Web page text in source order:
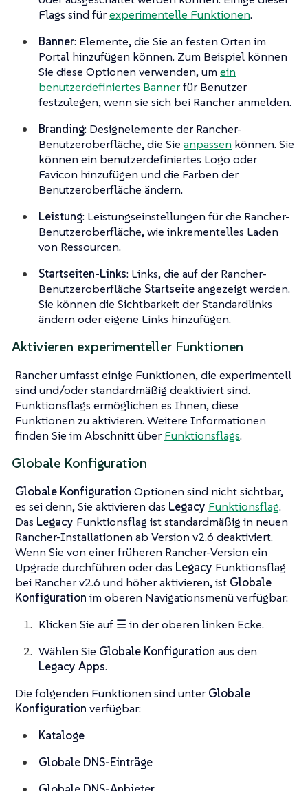
Flags sind fürexperimentelle Funktionen.
Banner: Elemente, die Sie an festen Orten im
Portal hinzufügen können. Zum Beispiel können
Sie diese Optionen verwenden, um ein
benutzerdefiniertes Bannerfür Benutzer
festzulegen, wenn sie sich bei Rancher anmelden.
Branding: Designelemente der Rancher-
Benutzeroberfläche, die Sie anpassen können. Sie
können ein benutzerdefiniertes Logo oder
Favicon hinzufügen und die Farben der
Benutzeroberfläche ändern.
Leistung: Leistungseinstellungen für die Rancher-
Benutzeroberfläche, wie inkrementelles Laden
von Ressourcen.
Startseiten-Links: Links, die auf der Rancher-
Benutzeroberfläche Startseiteangezeigt werden.
Sie können die Sichtbarkeit der Standardlinks
ändern oder eigene Links hinzufügen.
Aktivieren experimenteller Funktionen
Rancher umfasst einige Funktionen, die experimentell
sind und/oder standardmäßig deaktiviert sind.
Funktionsflags ermöglichen es Ihnen, diese
Funktionen zu aktivieren. Weitere Informationen
finden Sie im Abschnitt über Funktionsflags.
Globale Konfiguration
Globale Konfiguration Optionen sind nicht sichtbar,
es sei denn, Sie aktivieren das Legacy Funktionsflag.
Das Legacy Funktionsflag ist standardmäßig in neuen
Rancher-Installationen ab Version v2.6 deaktiviert.
Wenn Sie von einer früheren Rancher-Version ein
Upgrade durchführen oder das Legacy Funktionsflag
bei Rancher v2.6 und höher aktivieren, ist Globale
Konfiguration im oberen Navigationsmenü verfügbar:
Klicken Sie auf ☰ in der oberen linken Ecke.
Wählen Sie Globale Konfiguration aus den
Legacy Apps.
Die folgenden Funktionen sind unter Globale
Konfiguration verfügbar:
Kataloge
Globale DNS-Einträge